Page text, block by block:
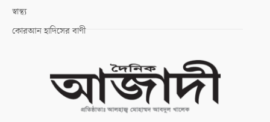
স্বাস্থ্য
কোরআন হাদিসের বাণী